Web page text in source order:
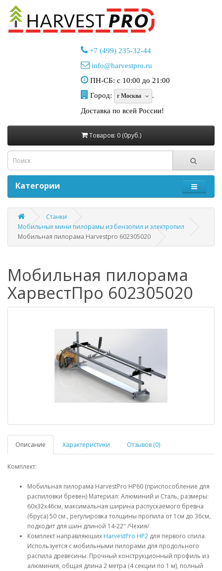
+7 (499) 235-32-44
info@harvestpro.ru
ПН-СБ: с 10:00 до 21:00
Город:
г Москва
.
Доставка по всей России!
Товаров: 0 (0руб.)
Категории
Станки
Мобильные мини пилорамы из бензопил и электропил
Мобильная пилорама Harvestpro 602305020
Мобильная пилорама
ХарвестПро 602305020
Описание Характеристики Отзывов (0)
Комплект:
Мобильная пилорама HarvestPro HP60 (приспособление для
распиловки бревен) Материал: Алюминий и Сталь, размеры:
60x32x46см, максимальная ширина распускаемого бревна
(бруса) 50 см., регулировка толщины пропила от 1см до 36см,
подходит для шин длиной 14-22" /Чехия/
Комплект направляюших HarvestPro HP2 для первого спила.
Используется с мобильными пилорами для продольного
распила древесины. Прочный конструкционный профиль из
алюминия, общая длина 2 метра (4 секции по 1 м), полный